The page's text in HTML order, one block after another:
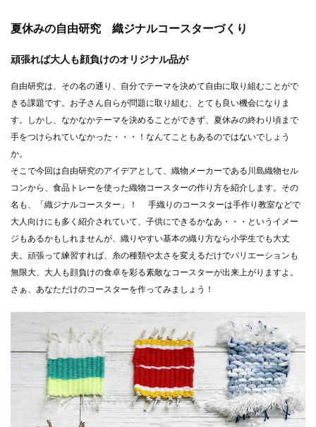
夏休みの自由研究 織ジナルコースターづくり
頑張れば大人も顔負けのオリジナル品が
自由研究は、その名の通り、自分でテーマを決めて自由に取り組むことがで
きる課題です。お子さん自らが問題に取り組む、とても良い機会になりま
す。しかし、なかなかテーマを決めることができず、夏休みの終わり頃まで
手をつけられていなかった・・・！なんてこともあるのではないでしょう
か。
そこで今回は自由研究のアイデアとして、織物メーカーである川島織物セル
コンから、食品トレーを使った織物コースターの作り方を紹介します。その
名も、「織ジナルコースター」！ 手織りのコースターは手作り教室などで
大人向けにも多く紹介されていて、子供にできるかなあ・・・というイメー
ジもあるかもしれませんが、織りやすい基本の織り方なら小学生でも大丈
夫。頑張って練習すれば、糸の種類や太さを変えるだけでバリエーションも
無限大、大人も顔負けの食卓を彩る素敵なコースターが出来上がりますよ。
さぁ、あなただけのコースターを作ってみましょう！